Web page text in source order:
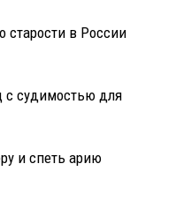
старости в России
с судимостью для
и спеть арию